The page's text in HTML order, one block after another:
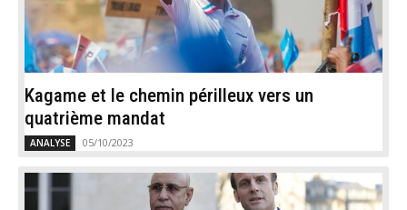
Kagame et le chemin périlleux vers un
quatrième mandat
ANALYSE 05/10/2023